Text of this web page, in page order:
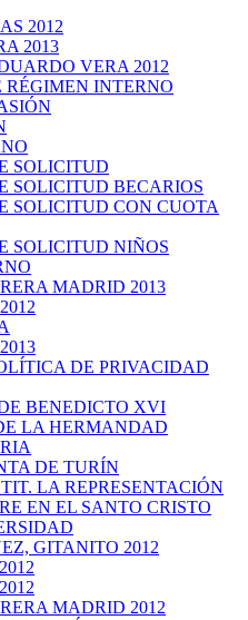
2012
2013
VERA 2012
INTERNO
SOLICITUD
SOLICITUD BECARIOS
SOLICITUD CON CUOTA
SOLICITUD NIÑOS
MADRID 2013
DE PRIVACIDAD
BENEDICTO XVI
LA HERMANDAD
DE TURÍN
LA REPRESENTACIÓN
EN EL SANTO CRISTO
GITANITO 2012
MADRID 2012